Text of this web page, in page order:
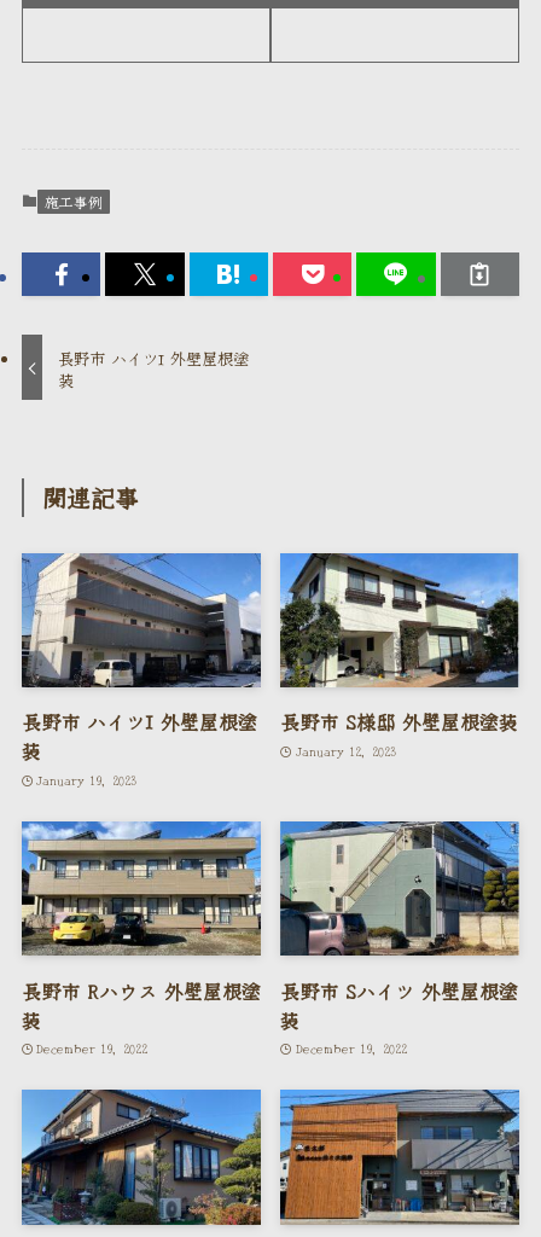
施工事例
長野市 ハイツI 外壁屋根塗
装
関連記事
長野市 ハイツI 外壁屋根塗
装
January 19, 2023
長野市 S様邸 外壁屋根塗装
January 12, 2023
長野市 Rハウス 外壁屋根塗
装
December 19, 2022
長野市 Sハイツ 外壁屋根塗
装
December 19, 2022